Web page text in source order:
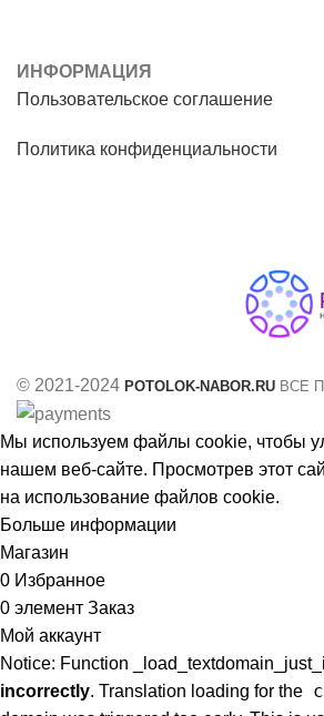
ИНФОРМАЦИЯ
Пользовательское соглашение
Политика конфиденциальности
© 2021-2024 POTOLOK-NABOR.RU ВСЕ
Мы используем файлы cookie, чтобы
нашем веб-сайте. Просмотрев этот
на использование файлов cookie.
Больше информации
Магазин
0 Избранное
0 элемент Заказ
Мой аккаунт
Notice: Function
incorrectly. Translation loading for the